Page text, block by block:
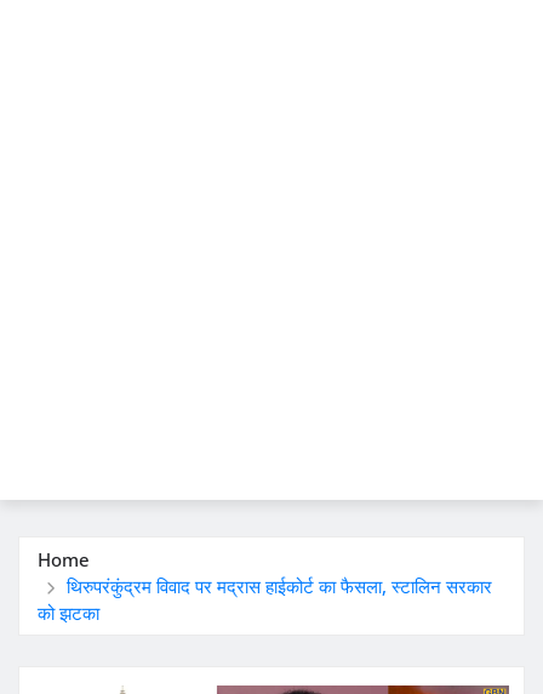
Home
थिरुपरंकुंद्रम विवाद पर मद्रास हाईकोर्ट का फैसला, स्टालिन सरकार
को झटका